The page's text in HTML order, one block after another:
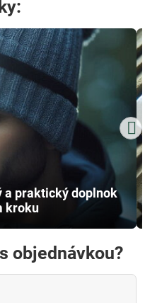
a praktický doplnok
kroku
objednávkou?